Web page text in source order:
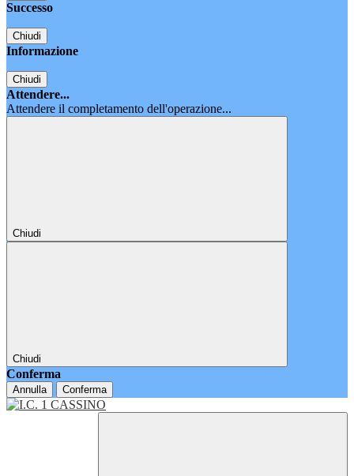
Successo
Chiudi
Informazione
Chiudi
Attendere...
Attendere il completamento dell'operazione...
Chiudi
Chiudi
Conferma
Annulla Conferma